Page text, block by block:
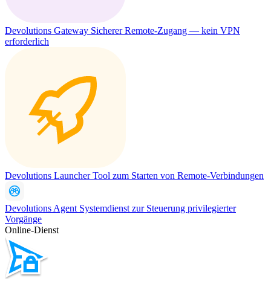
Devolutions Gateway Sicherer Remote-Zugang — kein VPN
erforderlich
Devolutions LauncherTool zum Starten von Remote-Verbindungen
Devolutions Agent Systemdienst zur Steuerung privilegierter
Vorgänge
Online-Dienst